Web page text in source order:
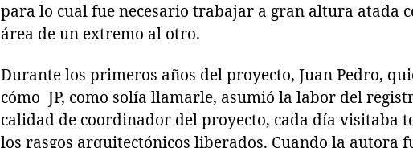
para lo cual fue necesario trabajar a gran altura atada
área de un extremo al otro.
Durante los primeros años del proyecto, Juan Pedro,
cómo JP, como solía llamarle, asumió la labor del
calidad de coordinador del proyecto, cada día visitaba
los rasgos arquitectónicos liberados. Cuando la autora